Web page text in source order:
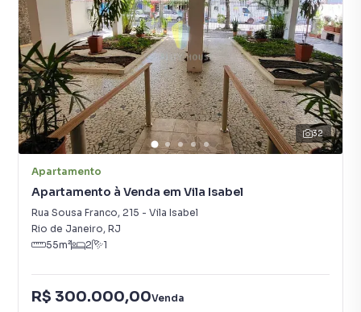
32
Apartamento
Apartamento à Venda em Vila Isabel
Rua Sousa Franco, 215 - Vila Isabel
Rio de Janeiro, RJ
55m² 2 1
R$ 300.000,00Venda